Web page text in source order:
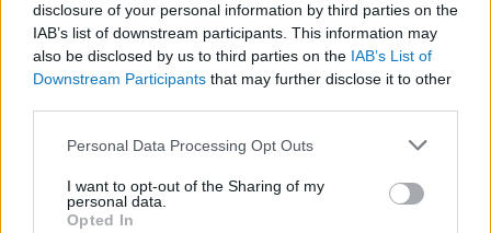
disclosure of your personal information by third parties on the
IAB’s list of downstream participants. This information may
also be disclosed by us to third parties on the IAB’s List of
Downstream Participants that may further disclose it to other
Please note that this website/app uses one or more Google
not limited to your visit or usage behaviour. You may click to
grant or deny consent to Google and its third-party tags to
Personal Data Processing Opt Outs
I want to opt-out of the Sharing of my
personal data.
Opted In
A világ legveszélyesebb migrációs útvonalai: A
Közép-Mediterrán útvonal, A Darién-régió és
az Indiai-óceáni út
FACEBOOK